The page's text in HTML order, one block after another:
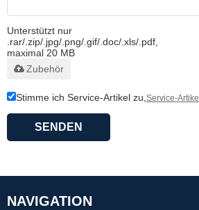
Unterstützt nur
.rar/.zip/.jpg/.png/.gif/.doc/.xls/.pdf,
maximal 20 MB
Zubehör
Stimme ich Service-Artikel zu, Service-Artikel
SENDEN
NAVIGATION